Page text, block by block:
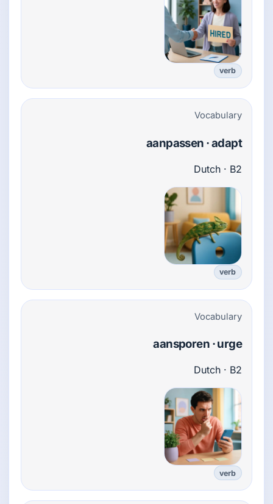
verb
Vocabulary
aanpassen · adapt
Dutch · B2
verb
Vocabulary
aansporen · urge
Dutch · B2
verb